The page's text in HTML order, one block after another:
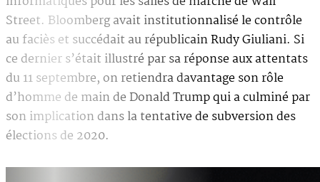
Street. Bloomberg avait institutionnalisé le contrôle
au faciès et succédait au républicain Rudy Giuliani. Si
ce dernier s’était illustré par sa réponse aux attentats
du 11 septembre, on retiendra davantage son rôle
d’homme de main de Donald Trump qui a culminé par
son implication dans la tentative de subversion des
élections de 2020.